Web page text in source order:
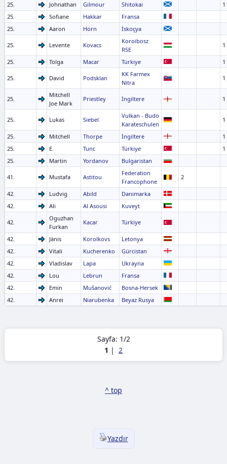
25.
Johnathan Gilmour Shitokai
1
25.
Sofiane Hakkar
Fransa
25.
Aaron Horn İskoçya
25. Levente Kovacs
Koroibosz
RSE
1
25. Tolga Macar Türkiye 1
25. David Podsklan
KK Farmex
Nitra
1
25.
Mitchell
Joe Mark
Priestley İngiltere 1
25. Lukas Siebel
Vulkan - Budo
Karateschulen
1
25. Mitchell Thorpe İngiltere
1
25.
E. Tunc Türkiye
1
25.
Martin Yordanov Bulgaristan
41. Mustafa Astitou
Federation
Francophone
2
42. Ludvig Abild
Danimarka
42.
Ali Al Asousi Kuveyt
42.
Oguzhan
Furkan
Kacar Türkiye
42. Jänis Korolkovs
Letonya
42.
Vitali Kucherenko
Gürcistan
42.
Vladislav Lapa
Ukrayna
42.
Lou Lebrun
Fransa
42.
Emin Mušanović
Bosna-Hersek
42.
Anrei Niarubenka Beyaz Rusya
Sayfa: 1/2
1 | 2
^ top
Yazdır